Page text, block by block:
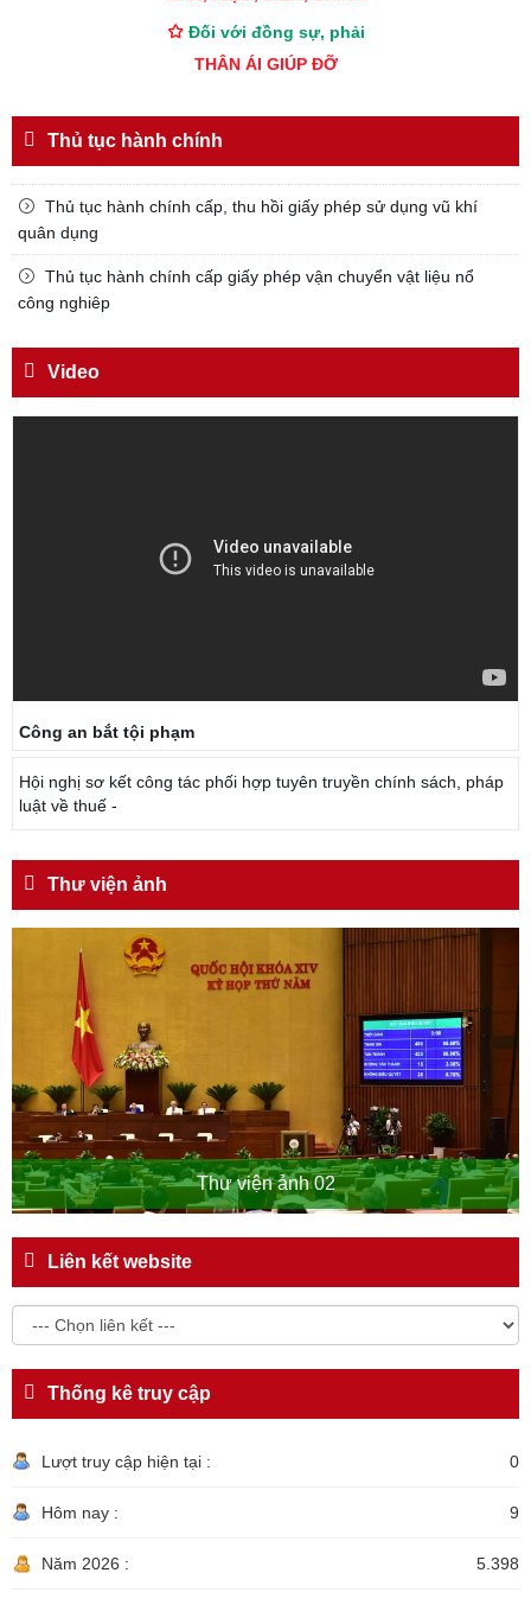
Đối với đồng sự, phải
THÂN ÁI GIÚP ĐỠ
Đối với nhân dân, phải
KÍNH TRỌNG LỄ PHÉP
TẬN TỤY
gửi Công an Khu XII,
Thủ tục hành chính
Thủ tục hành chính cấp, thu hồi giấy phép sử dụng vũ khí
quân dụng
Thủ tục hành chính cấp giấy phép vận chuyển vật liệu nổ
công nghiêp
Video
Công an bắt tội phạm
Hội nghị sơ kết công tác phối hợp tuyên truyền chính sách, pháp
luật về thuế -
Thư viện ảnh
Thư viện ảnh 02
Liên kết website
Thống kê truy cập
Lượt truy cập hiện tại : 0
Hôm nay : 9
Năm 2026 : 5.398